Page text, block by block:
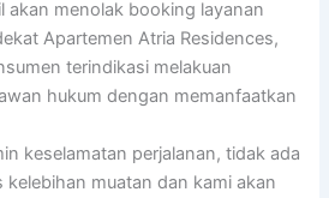
akan menolak booking layanan
Apartemen Atria Residences,
terindikasi melakuan
hukum dengan memanfaatkan
keselamatan perjalanan, tidak ada
kelebihan muatan dan kami akan